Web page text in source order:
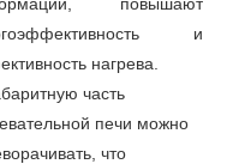
и
нагрева.
часть
печи можно
что